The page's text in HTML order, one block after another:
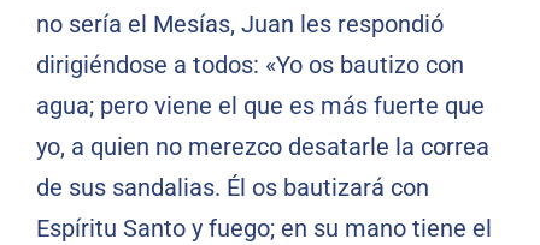
no sería el Mesías, Juan les respondió
dirigiéndose a todos: «Yo os bautizo con
agua; pero viene el que es más fuerte que
yo, a quien no merezco desatarle la correa
de sus sandalias. Él os bautizará con
Espíritu Santo y fuego; en su mano tiene el